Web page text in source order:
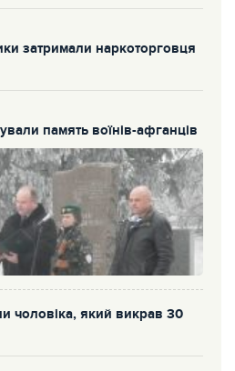
затримали наркоторговця
память воїнів-афганців
чоловіка, який викрав 30